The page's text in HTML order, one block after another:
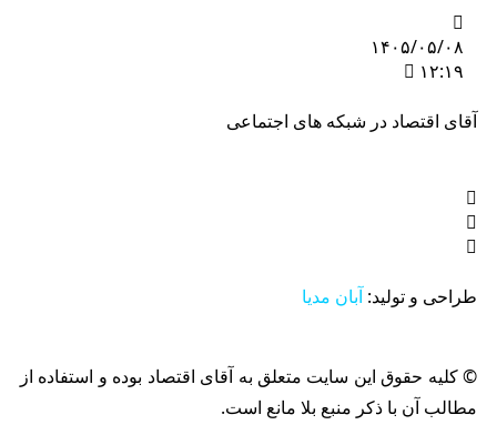
۱۴۰۵/۰۵/۰۸
۱۲:۱۹
اقتصاد در شبکه های اجتماعی
و تولید:آبان مدیا
کلیه حقوق این سایت متعلق به آقای اقتصاد بوده و استفاده از
آن با ذکر منبع بلا مانع است.